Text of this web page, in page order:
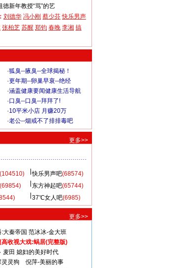
德新年教授“骂”的艺
刘德华 冯小刚 蔡少芬 快乐男声
张柏芝 苏醒 郑钧 春晚 李湘 搞
·狐臭--腋臭--全球揭秘！
·更年期--卵巢早衰--绝经
·涵盖健康要闻健康生活导航
·口臭--口臭--拜拜了!
·10平米小店 月赚20万
·老公--烟戒不了排排毒吧
更多>>
快乐男声吧(68574)
东方神起吧(65744)
37℃女人吧(6985)
更多>>
大秦帝国 范冰冰-金大班
收视大戏:蜗居(完整版)
麦田 媳妇的美好时代
灵狗
倪萍-美丽的事